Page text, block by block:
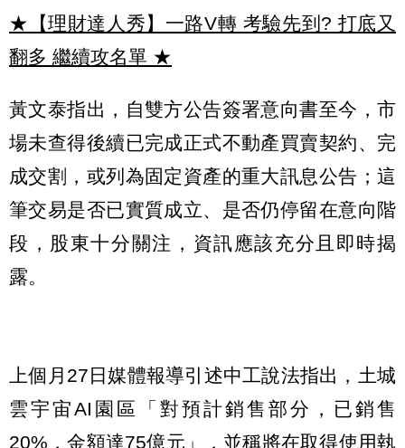
★【理財達人秀】一路V轉 考驗先到? 打底又
翻多 繼續攻名單 ★
黃文泰指出，自雙方公告簽署意向書至今，市
場未查得後續已完成正式不動產買賣契約、完
成交割，或列為固定資產的重大訊息公告；這
筆交易是否已實質成立、是否仍停留在意向階
段，股東十分關注，資訊應該充分且即時揭
露。
上個月27日媒體報導引述中工說法指出，土城
雲宇宙AI園區「對預計銷售部分，已銷售
20%，金額達75億元」，並稱將在取得使用執